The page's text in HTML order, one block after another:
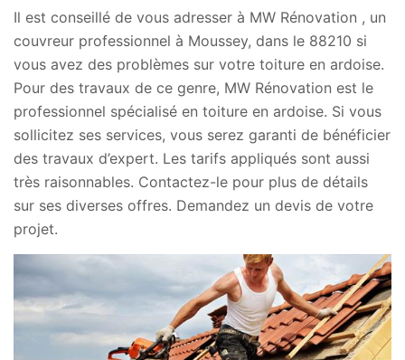
Il est conseillé de vous adresser à MW Rénovation , un
couvreur professionnel à Moussey, dans le 88210 si
vous avez des problèmes sur votre toiture en ardoise.
Pour des travaux de ce genre, MW Rénovation est le
professionnel spécialisé en toiture en ardoise. Si vous
sollicitez ses services, vous serez garanti de bénéficier
des travaux d’expert. Les tarifs appliqués sont aussi
très raisonnables. Contactez-le pour plus de détails
sur ses diverses offres. Demandez un devis de votre
projet.